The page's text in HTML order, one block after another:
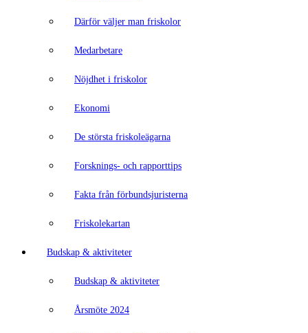
Därför väljer man friskolor
Medarbetare
Nöjdhet i friskolor
Ekonomi
De största friskoleägarna
Forsknings- och rapporttips
Fakta från förbundsjuristerna
Friskolekartan
Budskap & aktiviteter
Budskap & aktiviteter
Årsmöte 2024